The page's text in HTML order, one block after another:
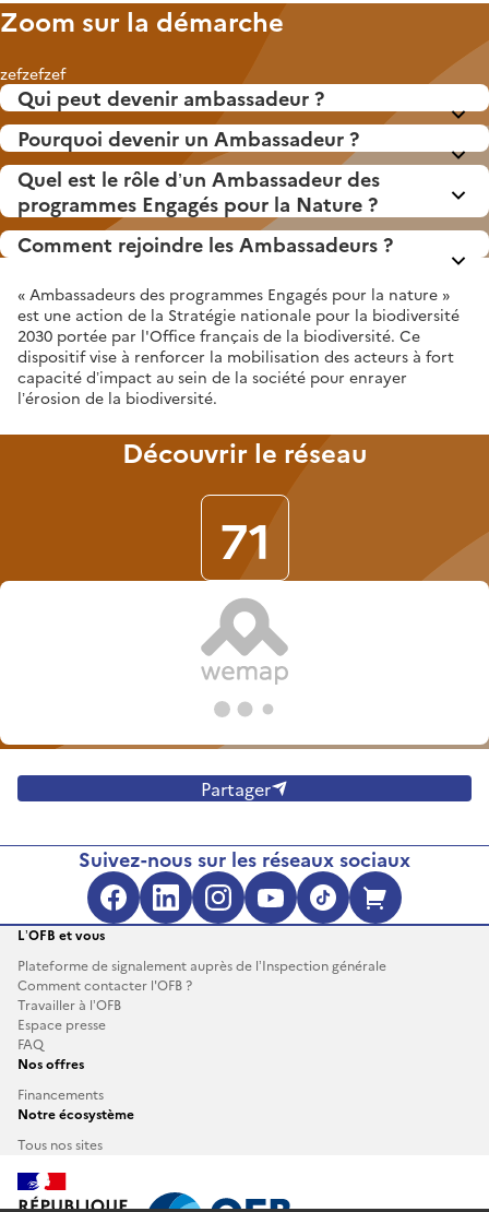
Zoom sur la démarche
zefzefzef
Qui peut devenir ambassadeur ?
Pourquoi devenir un Ambassadeur ?
Quel est le rôle d’un Ambassadeur des
programmes Engagés pour la Nature ?
Comment rejoindre les Ambassadeurs ?
« Ambassadeurs des programmes Engagés pour la nature »
est une action de la Stratégie nationale pour la biodiversité
2030 portée par l'Office français de la biodiversité. Ce
dispositif vise à renforcer la mobilisation des acteurs à fort
capacité d’impact au sein de la société pour enrayer
l’érosion de la biodiversité.
Découvrir le réseau
71
Partager
Suivez-nous sur les réseaux sociaux
L’OFB et vous
Plateforme de signalement auprès de l’Inspection générale
Comment contacter l'OFB ?
Travailler à l’OFB
Espace presse
FAQ
Nos offres
Financements
Notre écosystème
Tous nos sites